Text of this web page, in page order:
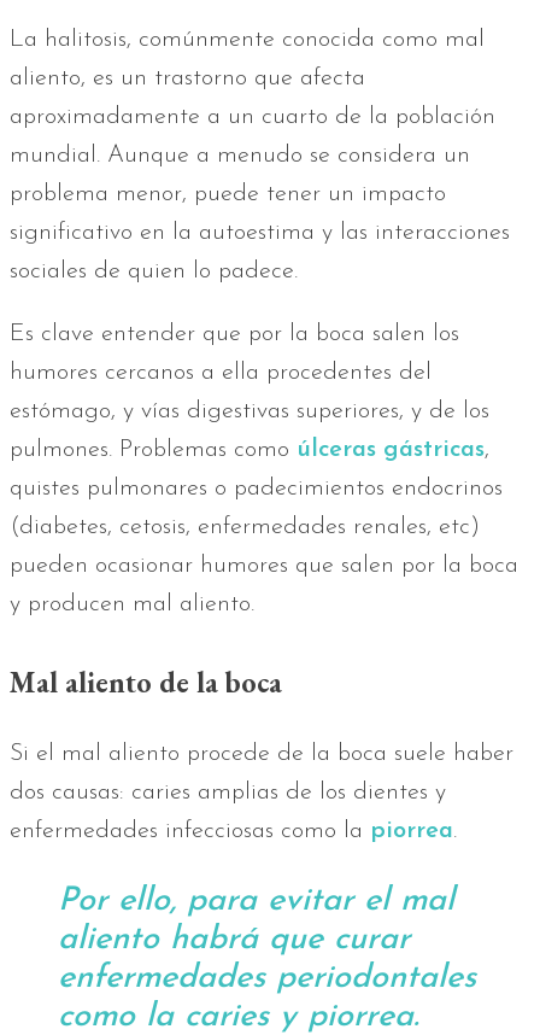
La halitosis, comúnmente conocida como mal
aliento, es un trastorno que afecta
aproximadamente a un cuarto de la población
mundial. Aunque a menudo se considera un
problema menor, puede tener un impacto
significativo en la autoestima y las interacciones
sociales de quien lo padece.
Es clave entender que por la boca salen los
humores cercanos a ella procedentes del
estómago, y vías digestivas superiores, y de los
pulmones. Problemas como úlceras gástricas,
quistes pulmonares o padecimientos endocrinos
(diabetes, cetosis, enfermedades renales, etc)
pueden ocasionar humores que salen por la boca
y producen mal aliento.
Mal aliento de la boca
Si el mal aliento procede de la boca suele haber
dos causas: caries amplias de los dientes y
enfermedades infecciosas como la piorrea.
Por ello, para evitar el mal
aliento habrá que curar
enfermedades periodontales
como la caries y piorrea.